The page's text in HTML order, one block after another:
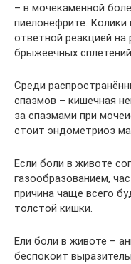
– в мочекаменной
пиелонефрите. Колики
ответной реакцией на
брыжеечных
Среди
спазмов – кишечная
за спазмами при
стоит эндометриоз
Если боли в животе
газообразованием,
причина чаще всего
толстой кишки.
Ели боли в животе –
беспокоит